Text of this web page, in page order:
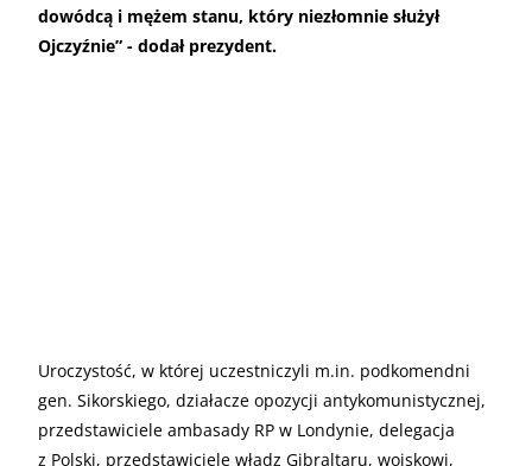
dowódcą i mężem stanu, który niezłomnie służył
Ojczyźnie” - dodał prezydent.
Uroczystość, w której uczestniczyli m.in. podkomendni
gen. Sikorskiego, działacze opozycji antykomunistycznej,
przedstawiciele ambasady RP w Londynie, delegacja
z Polski, przedstawiciele władz Gibraltaru, wojskowi,